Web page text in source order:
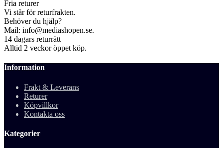
Fria returer
Vi står för returfrakten.
Behöver du hjälp?
Mail: info@mediashopen.se.
14 dagars returrätt
Alltid 2 veckor öppet köp.
Information
Frakt & Leverans
Returer
Köpvillkor
Kontakta oss
Kategorier